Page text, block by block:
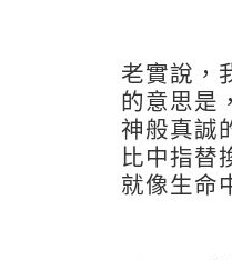
老實說，
的意思是
神般真誠
比中指替
就像生命